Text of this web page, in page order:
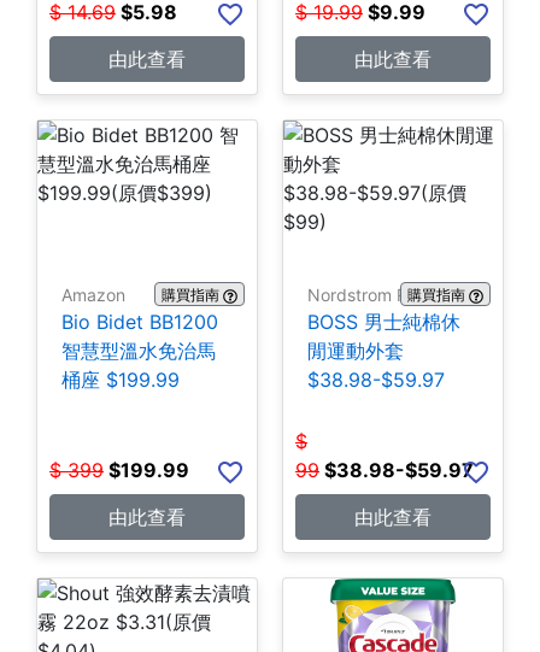
$ 14.69 $5.98
由此查看
$ 19.99 $9.99
由此查看
Amazon 購買指南
Bio Bidet BB1200
智慧型溫水免治馬
桶座 $199.99
$ 399 $199.99
由此查看
Nordstrom Rack購買指南
BOSS 男士純棉休
閒運動外套
$38.98-$59.97
$
99 $38.98-$59.97
由此查看